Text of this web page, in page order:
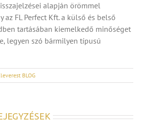
alapján örömmel
az FL Perfect Kft. a külső és belső
tartásában kiemelkedő minőséget
legyen szó bármilyen típusú
BLOG